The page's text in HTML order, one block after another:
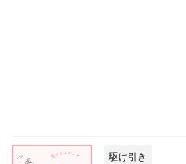
駆け引き